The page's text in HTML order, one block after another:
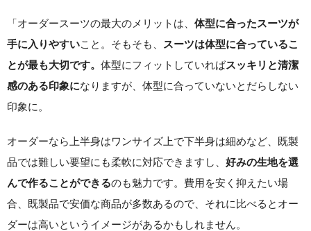
「オーダースーツの最大のメリットは、 体型に合ったスーツが
手に入りやすいこと。そもそも、
スーツは体型に合っているこ
とが最も大切です。 体型にフィットしていればスッキリと清潔
感のある印象になりますが、体型に合っていないとだらしない
印象に。
オーダーなら上半身はワンサイズ上で下半身は細めなど、既製
品では難しい要望にも柔軟に対応できますし、 好みの生地を選
んで作ることができるのも魅力です。費用を安く抑えたい場
合、既製品で安価な商品が多数あるので、それに比べるとオー
ダーは高いというイメージがあるかもしれません。